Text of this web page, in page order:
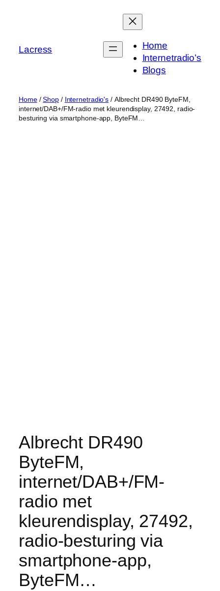
Lacress
Home
Internetradio’s
Blogs
Home/Shop/ Internetradio's / Albrecht DR490 ByteFM,
internet/DAB+/FM-radio met kleurendisplay, 27492, radio-
besturing via smartphone-app, ByteFM…
Albrecht DR490
ByteFM,
internet/DAB+/FM-
radio met
kleurendisplay, 27492,
radio-besturing via
smartphone-app,
ByteFM…